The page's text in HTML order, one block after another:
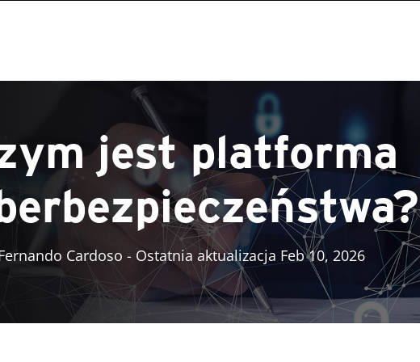
jest platforma
Cardoso - Ostatnia aktualizacja Feb 10, 2026